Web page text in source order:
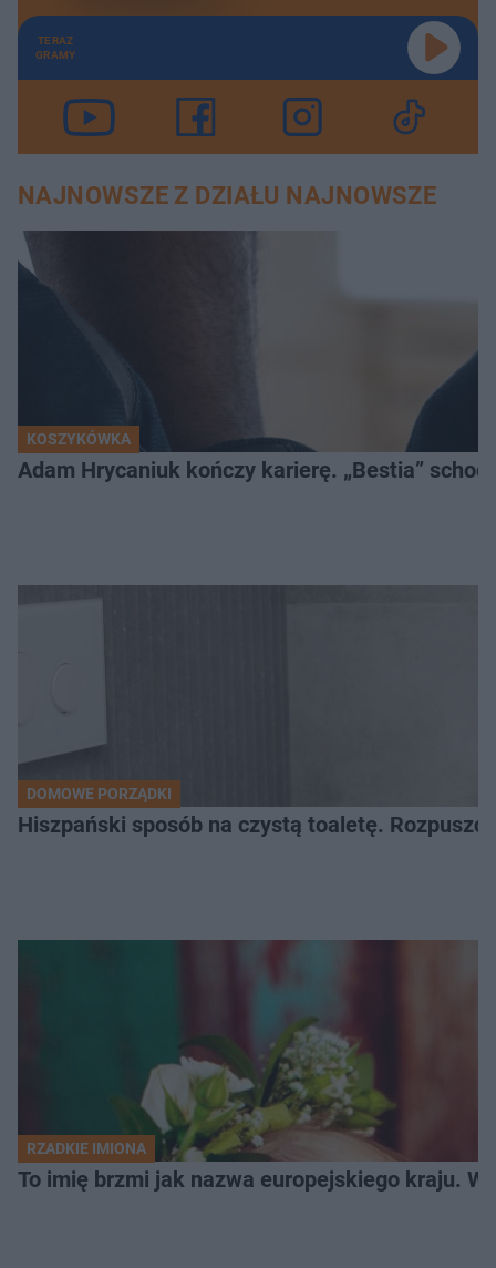
TERAZ
GRAMY
NAJNOWSZE Z DZIAŁU NAJNOWSZE
KOSZYKÓWKA
Adam Hrycaniuk kończy karierę. „Bestia”
DOMOWE PORZĄDKI
Hiszpański sposób na czystą toaletę.
RZADKIE IMIONA
To imię brzmi jak nazwa europejskiego kraju.